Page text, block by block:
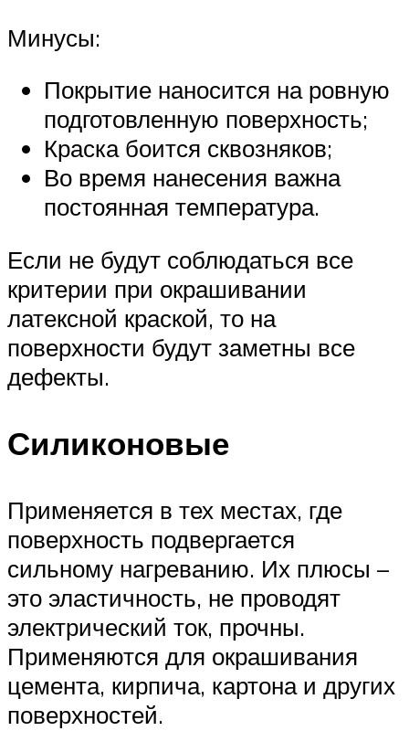
Минусы:
Покрытие наносится на ровную
подготовленную поверхность;
Краска боится сквозняков;
Во время нанесения важна
постоянная температура.
Если не будут соблюдаться все
критерии при окрашивании
латексной краской, то на
поверхности будут заметны все
дефекты.
Силиконовые
Применяется в тех местах, где
поверхность подвергается
сильному нагреванию. Их плюсы –
это эластичность, не проводят
электрический ток, прочны.
Применяются для окрашивания
цемента, кирпича, картона и других
поверхностей.